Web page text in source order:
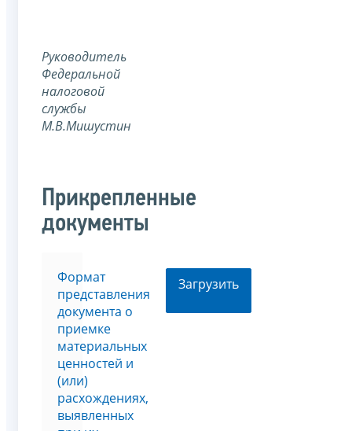
Руководитель
Федеральной
налоговой
службы
М.В.Мишустин
Прикрепленные
документы
Формат
представления
документа о
приемке
материальных
ценностей и
(или)
расхождениях,
выявленных
Загрузить